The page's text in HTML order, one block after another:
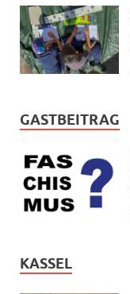
GASTBEITRAG
KASSEL